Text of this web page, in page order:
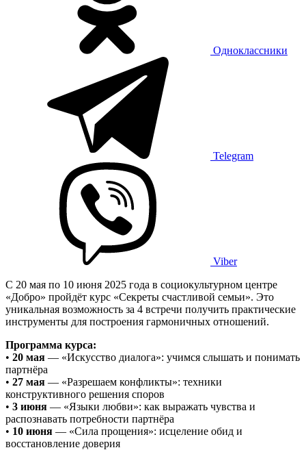
Одноклассники
Telegram
Viber
С 20 мая по 10 июня 2025 года в социокультурном центре
«Добро» пройдёт курс «Секреты счастливой семьи». Это
уникальная возможность за 4 встречи получить практические
инструменты для построения гармоничных отношений.
Программа курса:
• 20 мая — «Искусство диалога»: учимся слышать и понимать
партнёра
• 27 мая — «Разрешаем конфликты»: техники
конструктивного решения споров
• 3 июня — «Языки любви»: как выражать чувства и
распознавать потребности партнёра
• 10 июня — «Сила прощения»: исцеление обид и
восстановление доверия